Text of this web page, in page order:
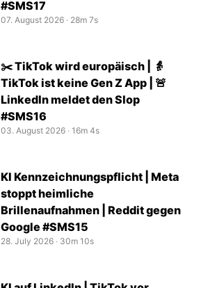
#SMS17
07. August 2026 ‧ 28m 7s
✂️ TikTok wird europäisch | 👵
TikTok ist keine Gen Z App | 🚨
LinkedIn meldet den Slop
#SMS16
03. August 2026 ‧ 16m 4s
KI Kennzeichnungspflicht | Meta
stoppt heimliche
Brillenaufnahmen | Reddit gegen
Google #SMS15
28. July 2026 ‧ 30m 10s